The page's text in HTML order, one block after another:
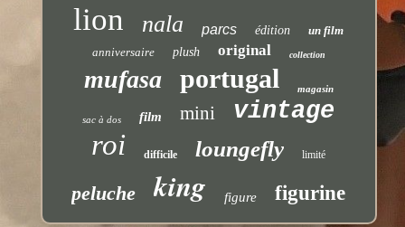
lion nala parcs édition
un film
anniversaire
plush original collection
mufasa portugal magasin
sac à dos film mini vintage
roi difficile loungefly limité
peluche king figure figurine